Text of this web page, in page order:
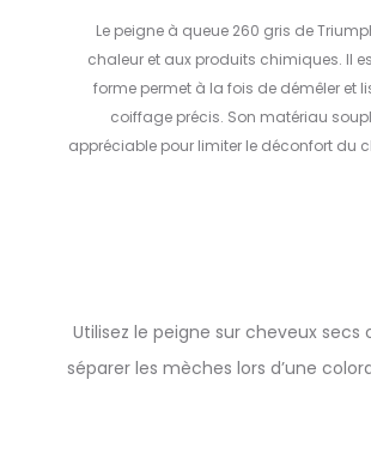
Le peigne à queue 260 gris de
chaleur et aux produits chimiques. Il
forme permet à la fois de démêler et
coiffage précis. Son matériau
appréciable pour limiter le déconfort du
Utilisez le peigne sur cheveux
séparer les mèches lors d’une